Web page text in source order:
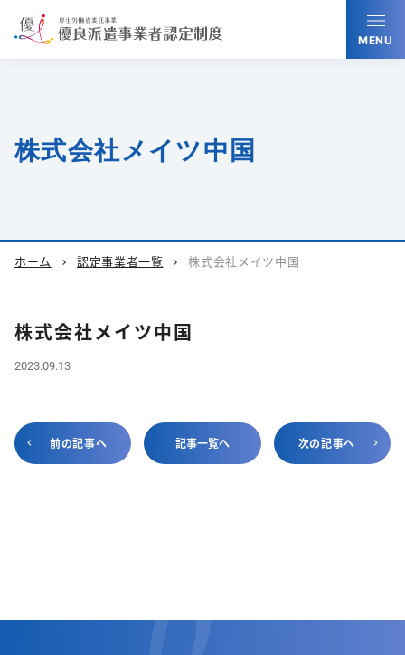
MENU
株式会社メイツ中国
ホーム chevron_right 認定事業者一覧 chevron_right 株式会社メイツ中国
株式会社メイツ中国
2023.09.13
前の記事へ 記事一覧へ 次の記事へ